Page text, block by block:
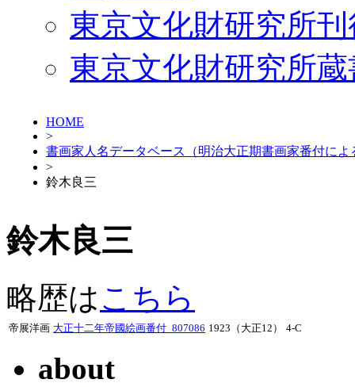
東京文化財研究所
東京文化財研究所
HOME
>
書画家人名データベース（明治大正期書画家番付によ
>
鈴木良三
鈴木良三
略歴はこちら
帝展洋画 大正十二年帝國絵画番付_807086 1923（大正12） 4-C
about